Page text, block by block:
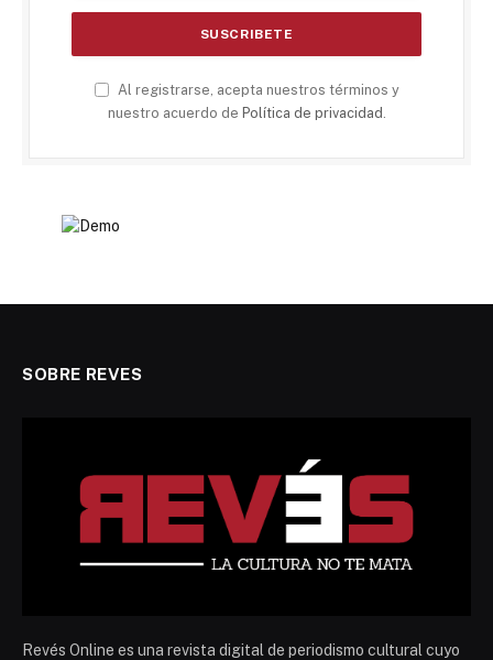
Al registrarse, acepta nuestros términos y
nuestro acuerdo de Política de privacidad
SOBRE REVES
Revés Online es una revista digital de periodismo cultural cuyo